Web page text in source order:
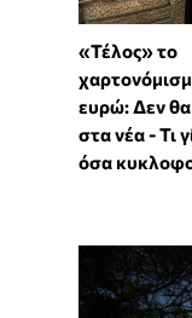
«Τέλος» το
ευρώ: Δεν
στα νέα - Τι
όσα